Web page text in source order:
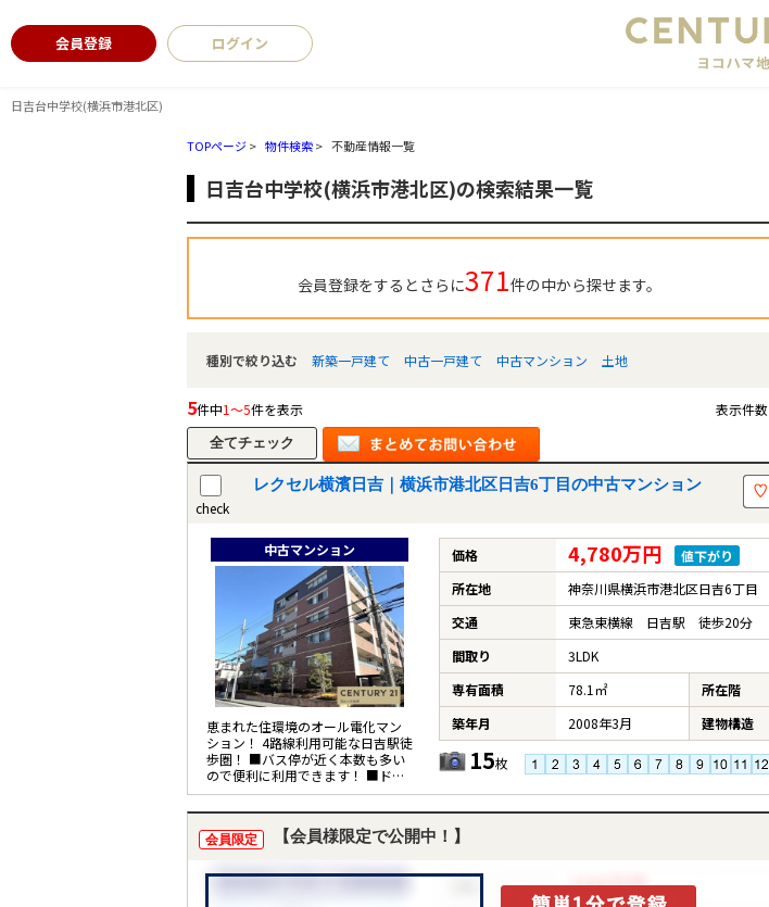
日吉台中学校(横浜市港北区)
会員登録 ログイン
TOPページ> 物件検索> 不動産情報一覧
日吉台中学校(横浜市港北区)の検索結果一覧
会員登録をするとさらに371件の中から探せます。
種別で絞り込む 新築一戸建て 中古一戸建て 中古マンション 土地
5件中1～5件を表示 表示件数
check
レクセル横濱日吉｜横浜市港北区日吉6丁目の中古マンション
中古マンション
恵まれた住環境のオール電化マン
ション！ 4路線利用可能な日吉駅徒
歩圏！ ■バス停が近く本数も多い
ので便利に利用できます！ ■ドラ
ッグストアやスーパーが至近で便
利な環境
価格 4,780万円
値下がり
所在地
神奈川県横浜市港北区日吉6丁目
交通
東急東横線 日吉駅 徒歩20分
間取り
3LDK
専有面積
78.1㎡ 所在階
築年月
2008年3月 建物構造
15枚
会員限定 【会員様限定で公開中！】